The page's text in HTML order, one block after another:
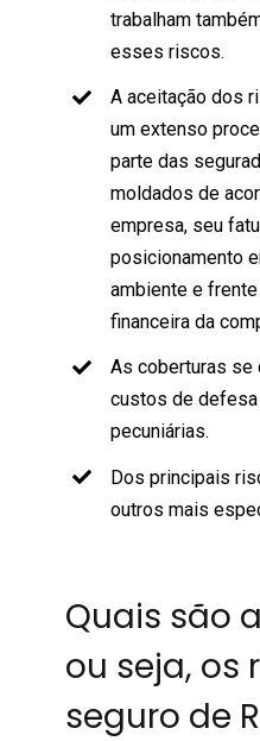
trabalham
esses riscos.
A aceitação dos
um extenso
parte das
moldados de
empresa, seu
posicionamento
ambiente e
financeira da
As coberturas se
custos de
pecuniárias.
Dos principais
outros mais
Quais são
ou seja, os
seguro de